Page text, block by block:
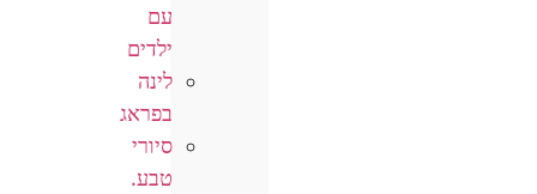
עם
ילדים
לינה
בפראג
סיורי
טבע.